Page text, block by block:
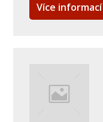
Více informací